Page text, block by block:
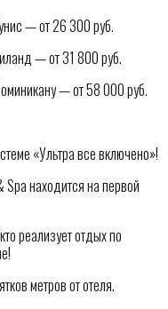
— от 26 300 руб.
— от 31 800 руб.
— от 58 000 руб.
«Ультра все включено»!
находится на первой
реализует отдых по
метров от отеля.